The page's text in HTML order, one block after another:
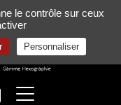
le contrôle sur ceux
Personnaliser